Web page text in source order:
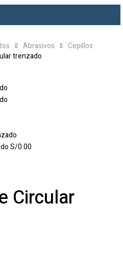
Abrasivos
Cepillos
trenzado
S/0.00
Circular